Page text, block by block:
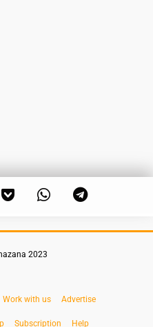
2023
Work with us Advertise
Subscription Help